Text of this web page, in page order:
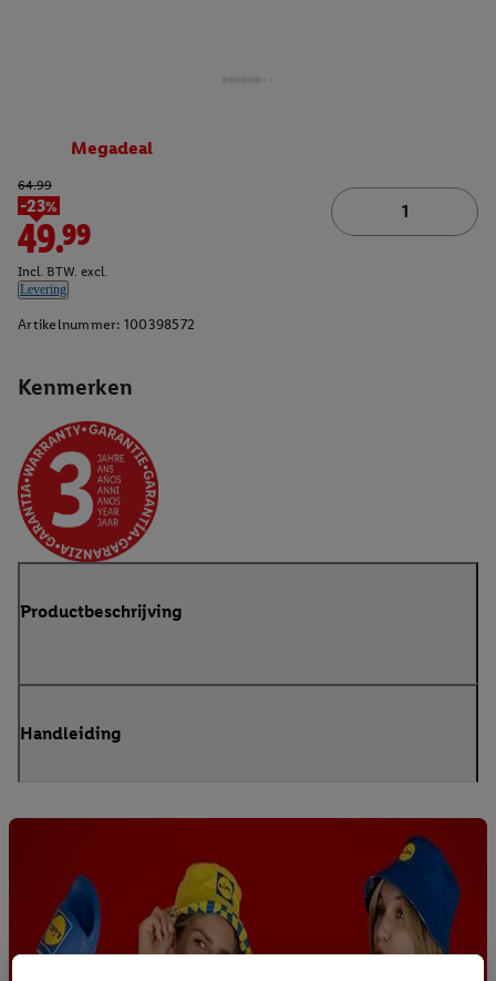
Kenmerken
Megadeal
64.99
-23%
49.99
Incl. BTW. excl.
Levering
Artikelnummer: 100398572
Productbeschrijving
Handleiding